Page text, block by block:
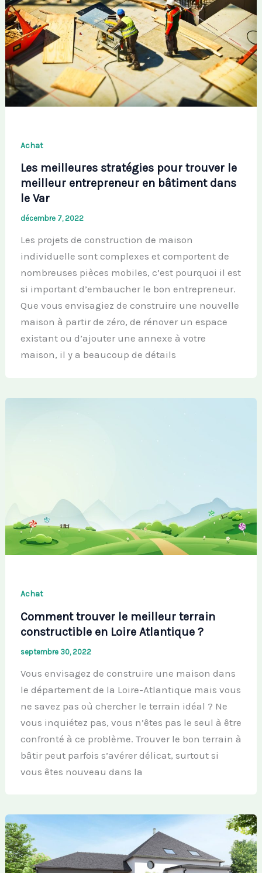
Achat
Les meilleures stratégies pour trouver le
meilleur entrepreneur en bâtiment dans
le Var
décembre 7, 2022
Les projets de construction de maison
individuelle sont complexes et comportent de
nombreuses pièces mobiles, c’est pourquoi il est
si important d’embaucher le bon entrepreneur.
Que vous envisagiez de construire une nouvelle
maison à partir de zéro, de rénover un espace
existant ou d’ajouter une annexe à votre
maison, il y a beaucoup de détails
Achat
Comment trouver le meilleur terrain
constructible en Loire Atlantique ?
septembre 30, 2022
Vous envisagez de construire une maison dans
le département de la Loire-Atlantique mais vous
ne savez pas où chercher le terrain idéal ? Ne
vous inquiétez pas, vous n’êtes pas le seul à être
confronté à ce problème. Trouver le bon terrain à
bâtir peut parfois s’avérer délicat, surtout si
vous êtes nouveau dans la